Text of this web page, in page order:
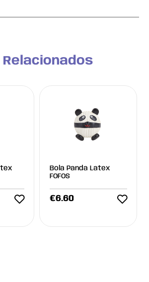
Bola Panda Latex
FOFOS
€6.60